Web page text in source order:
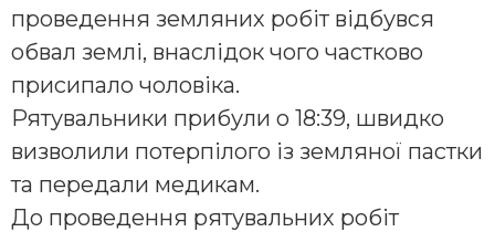
проведення земляних робіт відбувся
обвал землі, внаслідок чого частково
присипало чоловіка.
Рятувальники прибули о 18:39, швидко
визволили потерпілого із земляної пастки
та передали медикам.
До проведення рятувальних робіт